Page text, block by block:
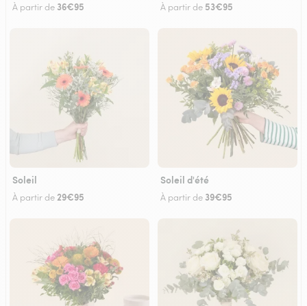
À partir de 36€95 À partir de 53€95
Soleil
À partir de 29€95
Soleil d'été
À partir de 39€95